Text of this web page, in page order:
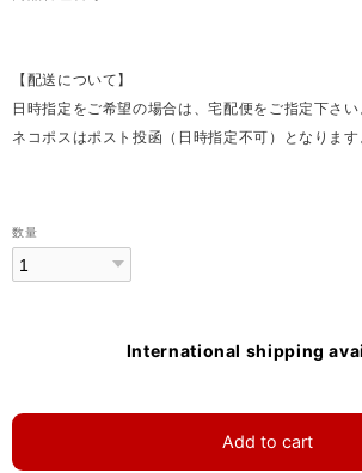
【配送について】
日時指定をご希望の場合は、宅配便をご指定下さい
ネコポスはポスト投函（日時指定不可）となります
数量
International shipping
Add to cart